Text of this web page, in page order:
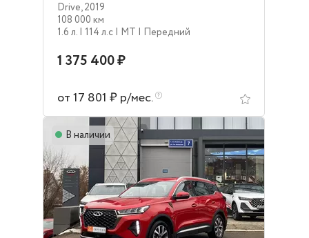
Drive,2019
108 000 км
1.6 л. | 114 л.c | MT | Передний
1 375 400 ₽
от 17 801 ₽ р/мес.
В наличии